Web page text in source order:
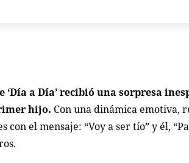
a Día’ recibió una sorpresa
hijo. Con una dinámica emotiva,
el mensaje: “Voy a ser tío” y él,